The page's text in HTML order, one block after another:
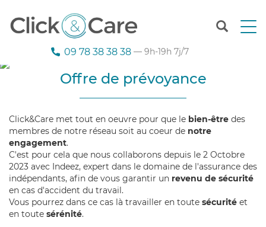
T
t
i
09 78 38 38 38 — 9h-19h 7j/7
Offre de prévoyance
Click&Care met tout en oeuvre pour que le bien-être des
membres de notre réseau soit au coeur de notre
engagement.
C'est pour cela que nous collaborons depuis le 2 Octobre
2023 avec Indeez, expert dans le domaine de l'assurance des
indépendants, afin de vous garantir un revenu de sécurité
en cas d'accident du travail.
Vous pourrez dans ce cas là travailler en toute sécurité et
en toute sérénité.